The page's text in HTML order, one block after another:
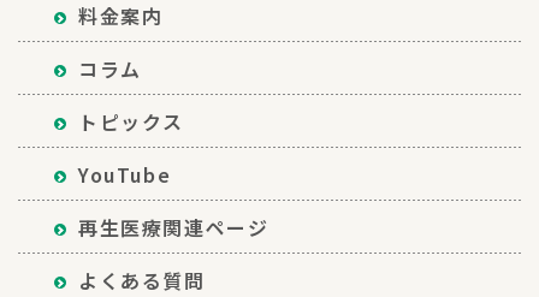
料金案内
コラム
トピックス
YouTube
再生医療関連ページ
よくある質問